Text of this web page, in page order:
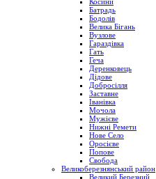
Косини
Батрадь
Бодолів
Велика Бігань
Вузлове
Гараздівка
Гать
Геча
Деренковець
Дідове
Добросілля
Заставне
Іванівка
Мочола
Мужієве
Нижні Ремети
Нове Село
Оросієве
Попове
Свобода
Великоберезнянський район
Великий Березний